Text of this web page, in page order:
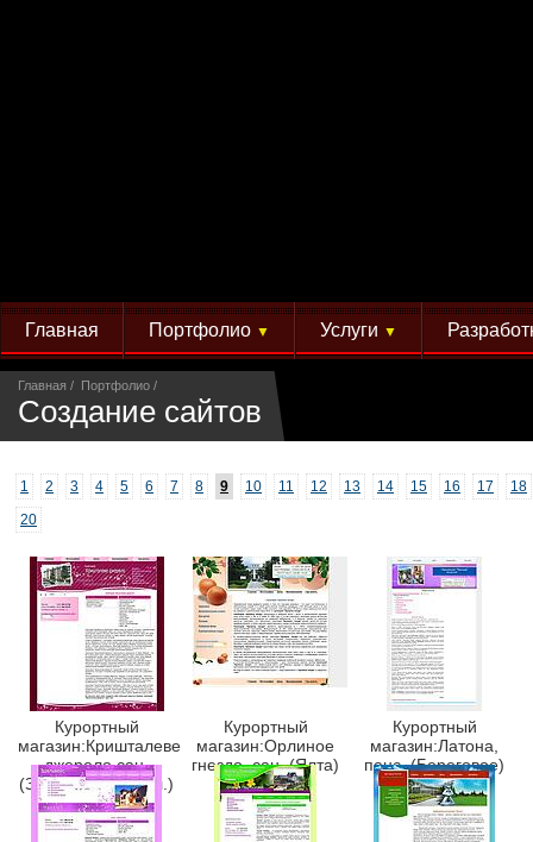
Главная Портфолио ▼ Услуги ▼
Главная Портфолио
Создание сайтов
1 2 3 4 5 6 7 8 9 10 11 12 13 14 15 16 17
18
20
Курортный
магазин:Кришталеве
джерело сан.
(Закарпатская обл.)
Курортный
магазин:Орлиное
гнездо, сан. (Ялта)
Курортный
магазин:Латона,
панс. (Береговое)